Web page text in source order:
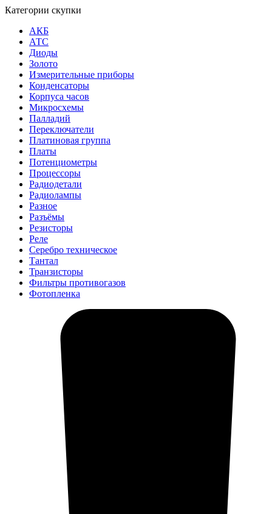
Категории скупки
АКБ
АТС
Диоды
Золото
Измерительные приборы
Конденсаторы
Корпуса часов
Микросхемы
Палладий
Переключатели
Платиновая группа
Платы
Потенциометры
Процессоры
Радиодетали
Радиолампы
Разное
Разъёмы
Резисторы
Реле
Серебро техническое
Тантал
Транзисторы
Фильтры противогазов
Фотопленка